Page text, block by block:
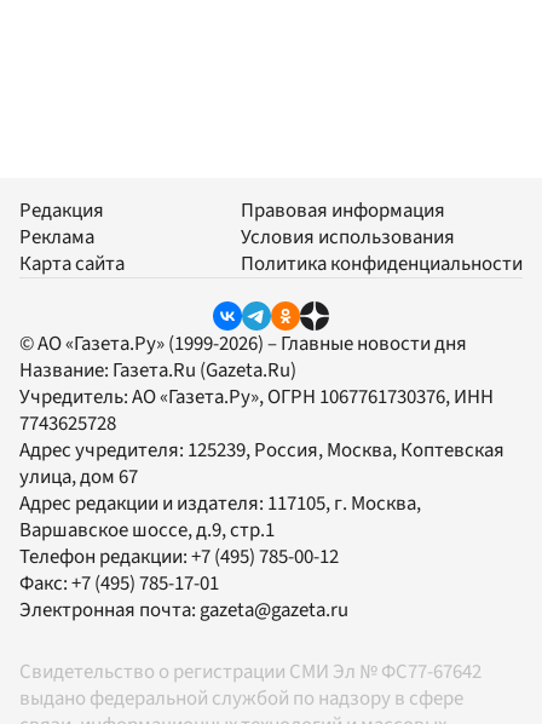
Редакция
Реклама
Карта сайта
Правовая информация
Условия использования
Политика конфиденциальности
© АО «Газета.Ру» (1999-2026) – Главные новости дня
Название: Газета.Ru (Gazeta.Ru)
Учредитель:АО «Газета.Ру», ОГРН 1067761730376, ИНН
7743625728
Адрес учредителя: 125239, Россия, Москва, Коптевская
улица, дом 67
Адрес редакции и издателя: 117105, г. Москва,
Варшавское шоссе, д.9, стр.1
Телефон редакции:+7 (495) 785-00-12
Факс:+7 (495) 785-17-01
Электронная почта: gazeta@gazeta.ru
Свидетельство о регистрации СМИ Эл № ФС77-67642
выдано федеральной службой по надзору в сфере